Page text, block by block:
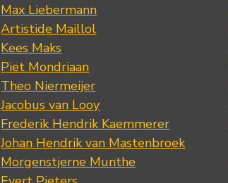
Max Liebermann
Artistide Maillol
Kees Maks
Piet Mondriaan
Theo Niermeijer
Jacobus van Looy
Frederik Hendrik Kaemmerer
Johan Hendrik van Mastenbroek
Morgenstjerne Munthe